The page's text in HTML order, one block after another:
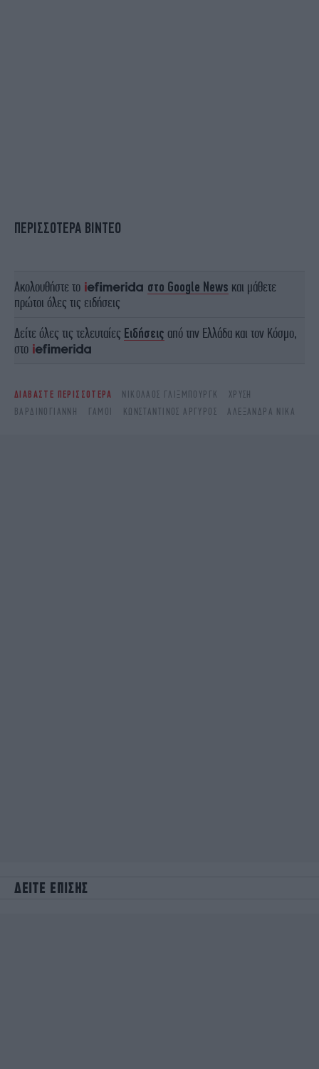
ΠΕΡΙΣΣΟΤΕΡΑ ΒΙΝΤΕΟ
Ακολουθήστε το στο Google News και μάθετε
πρώτοι όλες τις ειδήσεις
Δείτε όλες τις τελευταίες Ειδήσεις από την Ελλάδα και τον Κόσμο,
στο
ΔΙΑΒΑΣΤΕ ΠΕΡΙΣΣΟΤΕΡΑ ΝΙΚΌΛΑΟΣ ΓΛΊΞΜΠΟΥΡΓΚ
ΧΡΥΣΉ
ΒΑΡΔΙΝΟΓΙΆΝΝΗ
ΓΆΜΟΙ ΚΩΝΣΤΑΝΤΊΝΟΣ ΑΡΓΥΡΌΣ ΑΛΕΞΑΝΔΡΑ ΝΙΚΑ
ΔΕΙΤΕ ΕΠΙΣΗΣ